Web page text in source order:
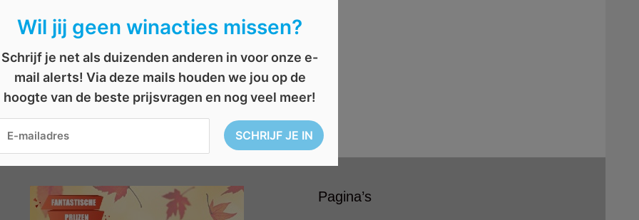
Pagina’s
Wil jij geen winacties missen?
Schrijf je net als duizenden anderen in voor onze e-
mail alerts! Via deze mails houden we jou op de
hoogte van de beste prijsvragen en nog veel meer!